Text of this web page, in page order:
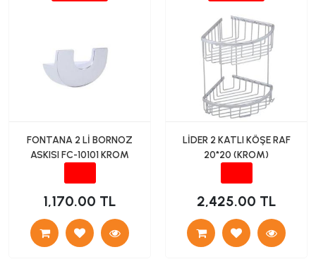
FONTANA 2 Lİ BORNOZ
ASKISI FC-10101 KROM
1,170.00 TL
LİDER 2 KATLI KÖŞE RAF
20*20 (KROM)
2,425.00 TL